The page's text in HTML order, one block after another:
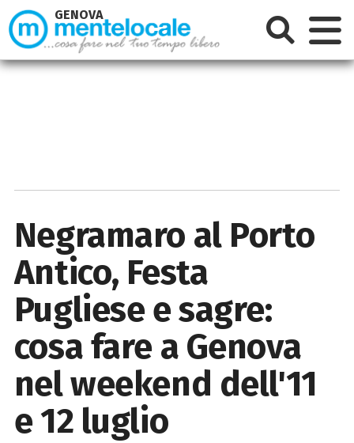
Negramaro al Porto
Antico, Festa
Pugliese e sagre:
cosa fare a Genova
nel weekend dell'11
e 12 luglio
GENOVA